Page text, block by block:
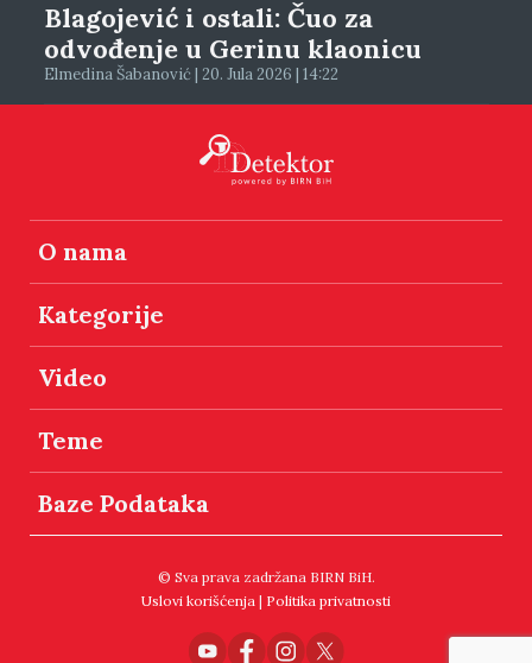
Blagojević i ostali: Čuo za
odvođenje u Gerinu klaonicu
Elmedina Šabanović | 20. Jula 2026 | 14:22
O nama
Kategorije
Video
Teme
Baze Podataka
© Sva prava zadržana BIRN BiH.
Uslovi korišćenja | Politika privatnosti